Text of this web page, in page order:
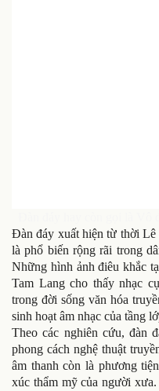
Đàn đáy xuất hiện từ thời
là phổ biến rộng rãi trong
Những hình ảnh điêu khắc
Tam Lang cho thấy nhạc
trong đời sống văn hóa
sinh hoạt âm nhạc của tầng
Theo các nghiên cứu, đàn
phong cách nghệ thuật
âm thanh còn là phương
xúc thẩm mỹ của người